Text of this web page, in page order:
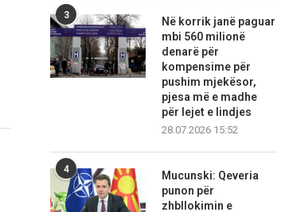
3
Në korrik janë paguar
mbi 560 milionë
denarë për
kompensime për
pushim mjekësor,
pjesa më e madhe
për lejet e lindjes
28.07.2026 15:52
4
Mucunski: Qeveria
punon për
zhbllokimin e